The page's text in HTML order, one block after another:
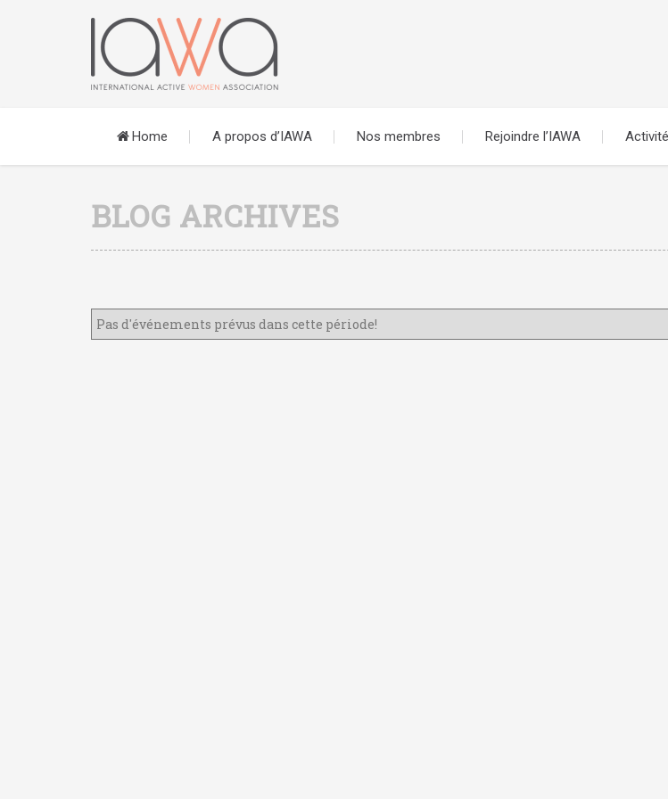
Home A propos d’IAWA Nos membres Rejoindre l’IAWA
BLOG ARCHIVES
Pas d'événements prévus dans cette période!